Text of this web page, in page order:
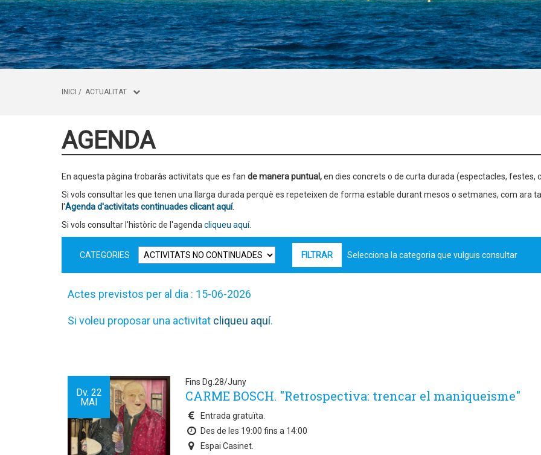
INICI / ACTUALITAT
AGENDA
En aquesta pàgina trobaràs activitats que es fan de manera puntual,en dies concrets o de curta durada (espectacles, festes,
Si vols consultar les que tenen una llarga durada perquè es repeteixen de forma estable durant mesos o setmanes, com ara
l'Agenda d'activitats continuades clicant aquí.
Si vols consultar l'històric de l'agenda cliqueu aquí.
CATEGORIES Selecciona la categoria que vulguis consultar
Actes previstos per al dia : 15-06-2026
Si voleu proposar una activitat cliqueu aquí.
Dv. 22
MAI
Fins Dg.28/Juny
CARME BOSCH. "Retrospectiva: trencar el maniqueisme"
Entrada gratuïta.
Des de les 19:00 fins a 14:00
Espai Casinet.